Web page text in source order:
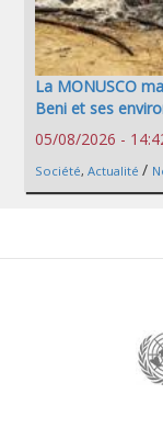
La MONUSCO
Beni et ses
05/08/2026 -
Société, Actualité /